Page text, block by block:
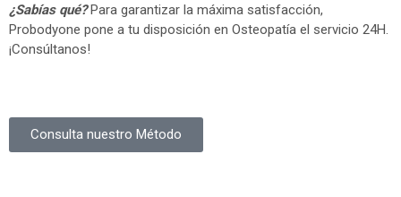
¿Sabías qué?Para garantizar la máxima satisfacción,
Probodyone pone a tu disposición en Osteopatía el servicio 24H.
¡Consúltanos!
Consulta nuestro Método